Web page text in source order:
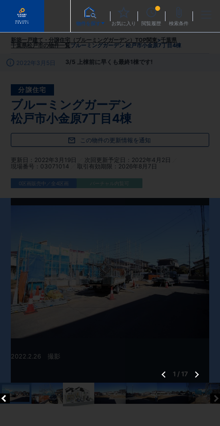
物件を探す お気に入り 閲覧履歴 検索条件
新築一戸建て・分譲住宅（ブルーミングガーデン）TOP関東>千葉県
千葉県松戸市の物件一覧ブルーミングガーデン 松戸市小金原7丁目4棟
2022年3月5日 3/5 上棟前に早くも最終1棟です!
分譲住宅
ブルーミングガーデン
松戸市小金原7丁目4棟
この物件の更新情報を通知
更新日 2022年3月19日 次回更新予定日
2022年4月2日
現場番号
03071014 取引有効期限 2026年8月7日
0区画販売中／全4区画 バーチャル内覧可
2022.2.26 撮影
1 / 17